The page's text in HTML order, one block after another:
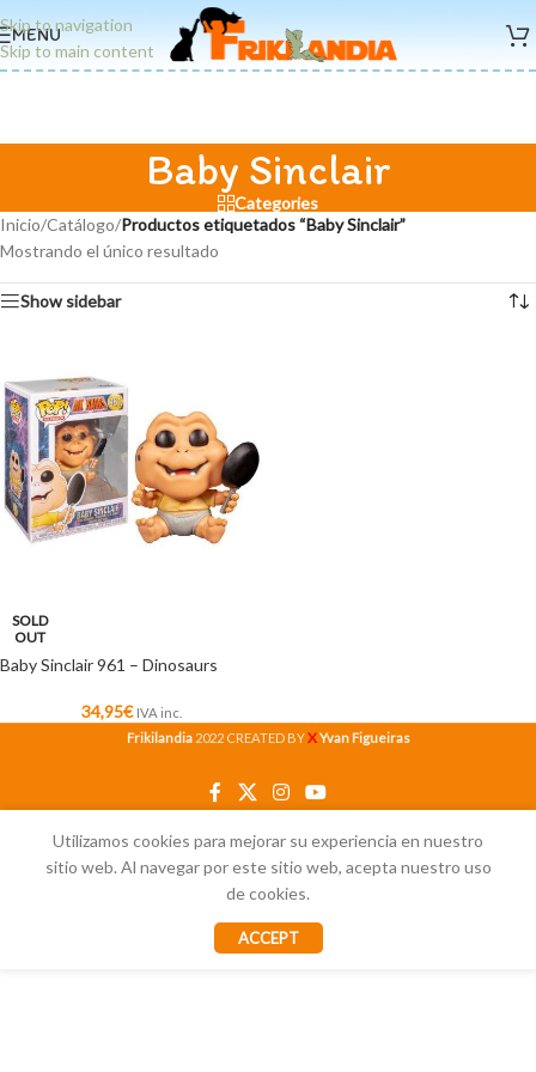
Skip to navigation
Skip to main content
MENU
Baby Sinclair
Categories
Inicio/Catálogo/Productos etiquetados “Baby Sinclair”
Mostrando el único resultado
Show sidebar
SOLD
OUT
Baby Sinclair 961 – Dinosaurs
34,95€ IVA inc.
Frikilandia 2022 CREATED BYXYvan Figueiras
Utilizamos cookies para mejorar su experiencia en nuestro
sitio web. Al navegar por este sitio web, acepta nuestro uso
de cookies.
ACCEPT